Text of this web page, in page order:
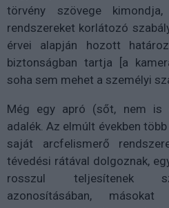
törvény szövege
rendszereket korlátozó
érvei alapján hozott
biztonságban tartja [a
soha sem mehet a személyi
Még egy apró (sőt, nem is
adalék. Az elmúlt években
saját arcfelismerő
tévedési rátával dolgoznak,
rosszul teljesítenek
azonosításában,